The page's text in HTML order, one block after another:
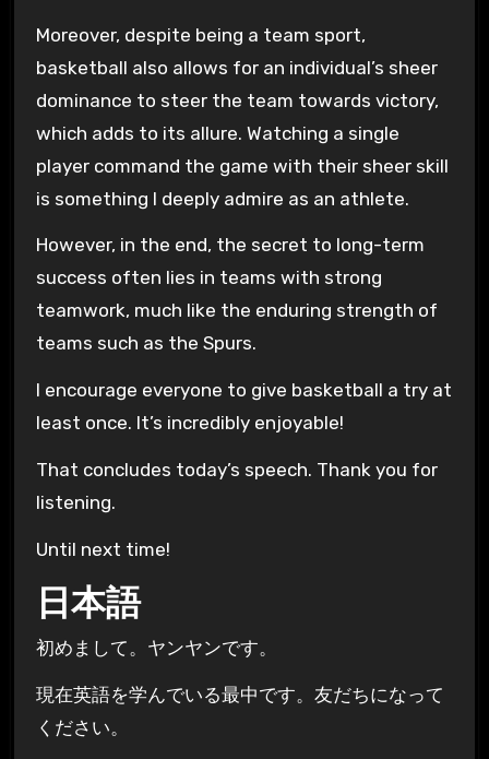
Moreover, despite being a team sport,
basketball also allows for an individual’s sheer
dominance to steer the team towards victory,
which adds to its allure. Watching a single
player command the game with their sheer skill
is something I deeply admire as an athlete.
However, in the end, the secret to long-term
success often lies in teams with strong
teamwork, much like the enduring strength of
teams such as the Spurs.
I encourage everyone to give basketball a try at
least once. It’s incredibly enjoyable!
That concludes today’s speech. Thank you for
listening.
Until next time!
日本語
初めまして。ヤンヤンです。
現在英語を学んでいる最中です。友だちになって
ください。